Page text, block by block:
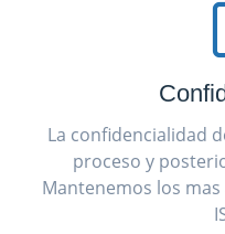
La confidencialidad
proceso y
Mantenemos los